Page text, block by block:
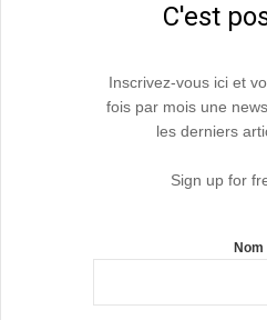
C'est
Inscrivez-vous ici et
fois par mois une
les derniers
Sign up for
Nom